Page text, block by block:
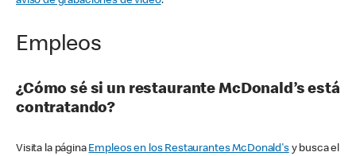
Empleos
¿Cómo sé si un restaurante McDonald’s está
contratando?
Visita la página Empleos en los Restaurantes McDonald'sy busca el